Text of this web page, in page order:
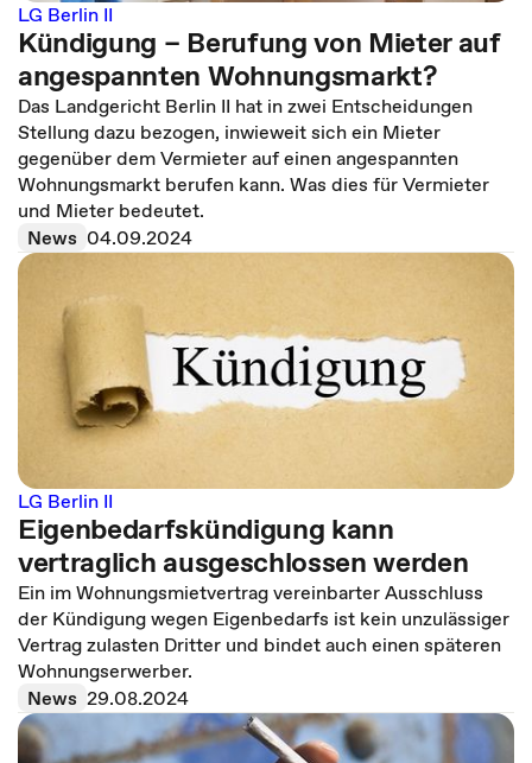
LG Berlin II
Kündigung – Berufung von Mieter auf
angespannten Wohnungsmarkt?
Das Landgericht Berlin II hat in zwei Entscheidungen
Stellung dazu bezogen, inwieweit sich ein Mieter
gegenüber dem Vermieter auf einen angespannten
Wohnungsmarkt berufen kann. Was dies für Vermieter
und Mieter bedeutet.
News 04.09.2024
LG Berlin II
Eigenbedarfskündigung kann
vertraglich ausgeschlossen werden
Ein im Wohnungsmietvertrag vereinbarter Ausschluss
der Kündigung wegen Eigenbedarfs ist kein unzulässiger
Vertrag zulasten Dritter und bindet auch einen späteren
Wohnungserwerber.
News 29.08.2024